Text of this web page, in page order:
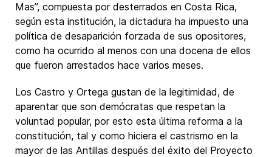
Mas”, compuesta por desterrados en Costa Rica,
según esta institución, la dictadura ha impuesto una
política de desaparición forzada de sus opositores,
como ha ocurrido al menos con una docena de ellos
que fueron arrestados hace varios meses.
Los Castro y Ortega gustan de la legitimidad, de
aparentar que son demócratas que respetan la
voluntad popular, por esto esta última reforma a la
constitución, tal y como hiciera el castrismo en la
mayor de las Antillas después del éxito del Proyecto